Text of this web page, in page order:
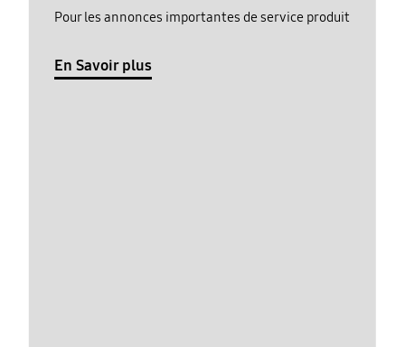
Pour les annonces importantes de service produit
En Savoir plus